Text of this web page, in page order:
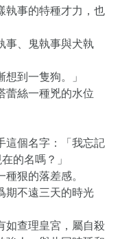
執事的特種才力，也
事、鬼執事與犬執
到一隻狗。」
蕾絲一種兇的水位
這個名字：「我忘記
的名嗎？」
狠的落差感。
期不遠三天的時光
如查理皇宮，屬自殺